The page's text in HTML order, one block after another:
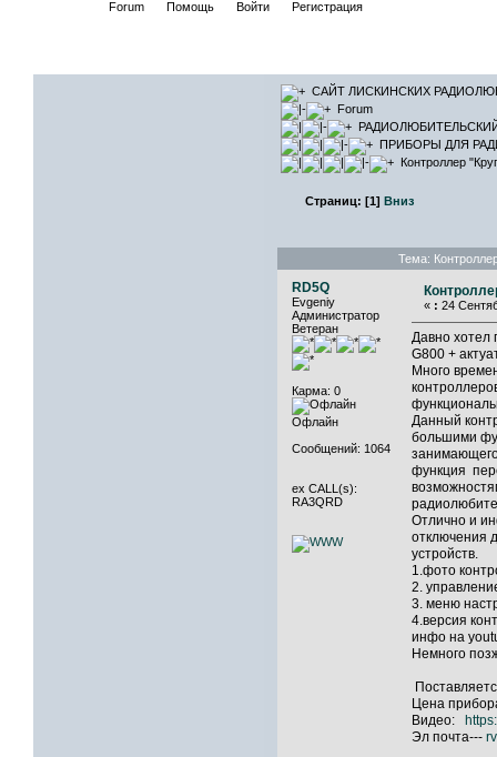
Forum Помощь Войти Регистрация
САЙТ ЛИСКИНСКИХ
Forum
ПРИБОРЫ ДЛЯ
Контроллер
Страниц: [1] Вниз
Тема:
RD5Q
Evgeniy
Администратор
Ветеран
Карма: 0
Офлайн
Сообщений: 1064
ex CALL(s):
RA3QRD
« : 24
Давно хотел
G800 +
Много
Данный
большими
функция
Отлично и
отключения
устройств.
1.фото
2.
3. меню
4.версия
инфо на
Немного
Цена
Видео:
Эл почта---